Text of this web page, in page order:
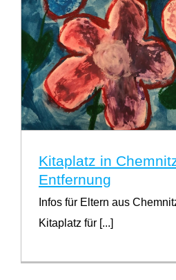
Kitaplatz in
Entfernung
Infos für Eltern aus
Kitaplatz für [...]